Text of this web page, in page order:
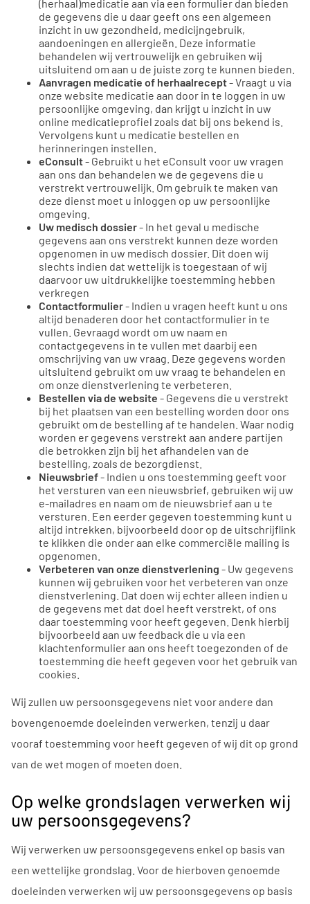
(herhaal)medicatie aan via een formulier dan bieden
de gegevens die u daar geeft ons een algemeen
inzicht in uw gezondheid, medicijngebruik,
aandoeningen en allergieën. Deze informatie
behandelen wij vertrouwelijk en gebruiken wij
uitsluitend om aan u de juiste zorg te kunnen bieden.
Aanvragen medicatie of herhaalrecept- Vraagt u via
onze website medicatie aan door in te loggen in uw
persoonlijke omgeving, dan krijgt u inzicht in uw
online medicatieprofiel zoals dat bij ons bekend is.
Vervolgens kunt u medicatie bestellen en
herinneringen instellen.
eConsult- Gebruikt u het eConsult voor uw vragen
aan ons dan behandelen we de gegevens die u
verstrekt vertrouwelijk. Om gebruik te maken van
deze dienst moet u inloggen op uw persoonlijke
omgeving.
Uw medisch dossier- In het geval u medische
gegevens aan ons verstrekt kunnen deze worden
opgenomen in uw medisch dossier. Dit doen wij
slechts indien dat wettelijk is toegestaan of wij
daarvoor uw uitdrukkelijke toestemming hebben
verkregen
Contactformulier- Indien u vragen heeft kunt u ons
altijd benaderen door het contactformulier in te
vullen. Gevraagd wordt om uw naam en
contactgegevens in te vullen met daarbij een
omschrijving van uw vraag. Deze gegevens worden
uitsluitend gebruikt om uw vraag te behandelen en
om onze dienstverlening te verbeteren.
Bestellen via de website - Gegevens die u verstrekt
bij het plaatsen van een bestelling worden door ons
gebruikt om de bestelling af te handelen. Waar nodig
worden er gegevens verstrekt aan andere partijen
die betrokken zijn bij het afhandelen van de
bestelling, zoals de bezorgdienst.
Nieuwsbrief- Indien u ons toestemming geeft voor
het versturen van een nieuwsbrief, gebruiken wij uw
e-mailadres en naam om de nieuwsbrief aan u te
versturen. Een eerder gegeven toestemming kunt u
altijd intrekken, bijvoorbeeld door op de uitschrijflink
te klikken die onder aan elke commerciële mailing is
opgenomen.
Verbeteren van onze dienstverlening - Uw gegevens
kunnen wij gebruiken voor het verbeteren van onze
dienstverlening. Dat doen wij echter alleen indien u
de gegevens met dat doel heeft verstrekt, of ons
daar toestemming voor heeft gegeven. Denk hierbij
bijvoorbeeld aan uw feedback die u via een
klachtenformulier aan ons heeft toegezonden of de
toestemming die heeft gegeven voor het gebruik van
cookies.
Wij zullen uw persoonsgegevens niet voor andere dan
bovengenoemde doeleinden verwerken, tenzij u daar
vooraf toestemming voor heeft gegeven of wij dit op grond
van de wet mogen of moeten doen.
Op welke grondslagen verwerken wij
uw persoonsgegevens?
Wij verwerken uw persoonsgegevens enkel op basis van
een wettelijke grondslag. Voor de hierboven genoemde
doeleinden verwerken wij uw persoonsgegevens op basis